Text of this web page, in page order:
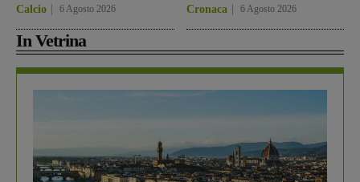
Calcio 6 Agosto 2026 Cronaca 6 Agosto 2026
In Vetrina